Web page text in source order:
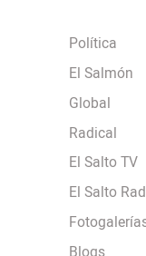
Política
El Salmón
Global
Radical
El Salto TV
El Salto